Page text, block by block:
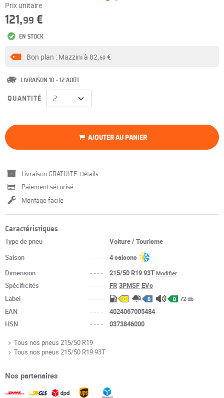
Prix unitaire
121,99 €
EN STOCK
Bon plan : Mazzini à 82,69€
LIVRAISON 10 - 12 AOÛT
QUANTITÉ
AJOUTER AU PANIER
Livraison GRATUITE. Détails
Paiement sécurisé
Montage facile
Caractéristiques
Type de pneu ----
Voiture / Tourisme
Saison
----
4 saisons
Dimension
---- 215/50 R19 93TModifier
Spécificités ---- FR 3PMSF EVc
Label
---- C B B 72 db
EAN ----
4024067005484
HSN
---- 0373846000
Tous nos pneus 215/50 R19
Tous nos pneus 215/50 R19 93T
Nos partenaires